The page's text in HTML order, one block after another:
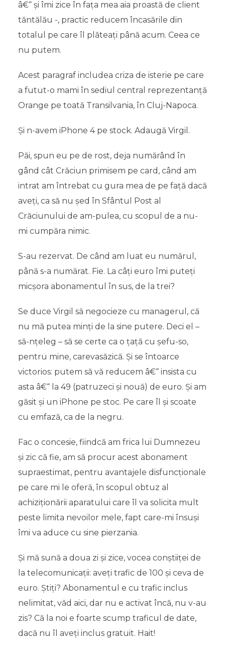
â€“ și îmi zice în fața mea aia proastă de client
tăntălău -, practic reducem încasările din
totalul pe care îl plăteați până acum. Ceea ce
nu putem.
Acest paragraf includea criza de isterie pe care
a futut-o mami în sediul central reprezentanță
Orange pe toată Transilvania, în Cluj-Napoca.
Și n-avem iPhone 4 pe stock. Adaugă Virgil.
Păi, spun eu pe de rost, deja numărând în
gând cât Crăciun primisem pe card, când am
intrat am întrebat cu gura mea de pe față dacă
aveți, ca să nu șed în Sfântul Post al
Crăciunului de am-pulea, cu scopul de a nu-
mi cumpăra nimic.
S-au rezervat. De când am luat eu numărul,
până s-a numărat. Fie. La câți euro îmi puteți
micșora abonamentul în sus, de la trei?
Se duce Virgil să negocieze cu managerul, că
nu mă putea minți de la sine putere. Deci el –
să-nțeleg – să se certe ca o țață cu șefu-so,
pentru mine, carevasăzică. Și se întoarce
victorios: putem să vă reducem â€“ insista cu
asta â€“ la 49 (patruzeci și nouă) de euro. Și am
găsit și un iPhone pe stoc. Pe care îl și scoate
cu emfază, ca de la negru.
Fac o concesie, fiindcă am frica lui Dumnezeu
și zic că fie, am să procur acest abonament
supraestimat, pentru avantajele disfuncționale
pe care mi le oferă, în scopul obtuz al
achiziționării aparatului care îl va solicita mult
peste limita nevoilor mele, fapt care-mi însuși
îmi va aduce cu sine pierzania.
Și mă sună a doua zi și zice, vocea conștiiței de
la telecomunicații: aveți trafic de 100 și ceva de
euro. Știți? Abonamentul e cu trafic inclus
nelimitat, văd aici, dar nu e activat încă, nu v-au
zis? Că la noi e foarte scump traficul de date,
dacă nu îl aveți inclus gratuit. Hait!